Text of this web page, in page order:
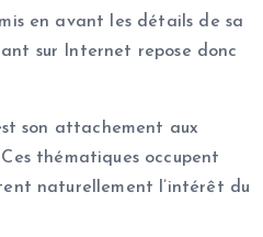
en avant les détails de sa
sur Internet repose donc
son attachement aux
thématiques occupent
naturellement l’intérêt du